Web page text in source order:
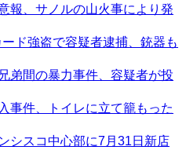
報、サノルの山火事により発
ド強盗で容疑者逮捕、銃器も
弟間の暴力事件、容疑者が投
事件、トイレに立て籠もった
シスコ中心部に7月31日新店